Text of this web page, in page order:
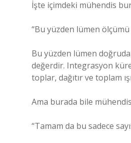
İşte içimdeki mühendis
“Bu yüzden lümen
Bu yüzden lümen
değerdir. Integrasyon
toplar, dağıtır ve toplam
Ama burada bile
“Tamam da bu sadece